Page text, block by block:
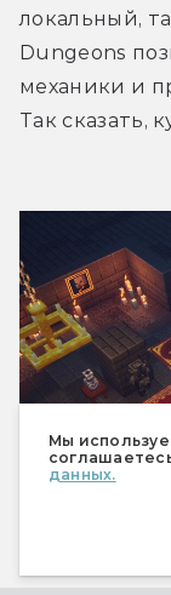
Мы
данных.
локальный,
Dungeons
механики и
Так сказать,